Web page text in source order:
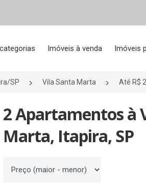
Imóveis à venda Imóveis
SP Vila Santa Marta Até R$
2 Apartamentos à
Marta, Itapira, SP
Ordenar por